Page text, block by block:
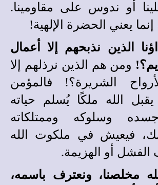
أو ندوس على مقاومينا.
يعني الحضرة الإلهية!
الذين نذبحهم إلا أعمال
ومن هم الذين نرذلهم إلا
الشريرة؟! فالمؤمن
يقبل الله ملكًا يُسلم حياته
وسلوكه وممتلكاته
فيعيش في ملكوت الله
الفشل أو الهزيمة.
مخلصنا، ونعترف باسمه،